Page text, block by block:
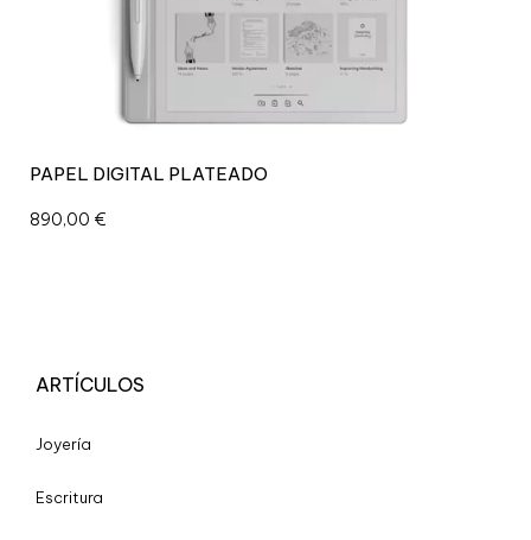
PAPEL DIGITAL PLATEADO
890,00 €
ARTÍCULOS
Joyería
Escritura